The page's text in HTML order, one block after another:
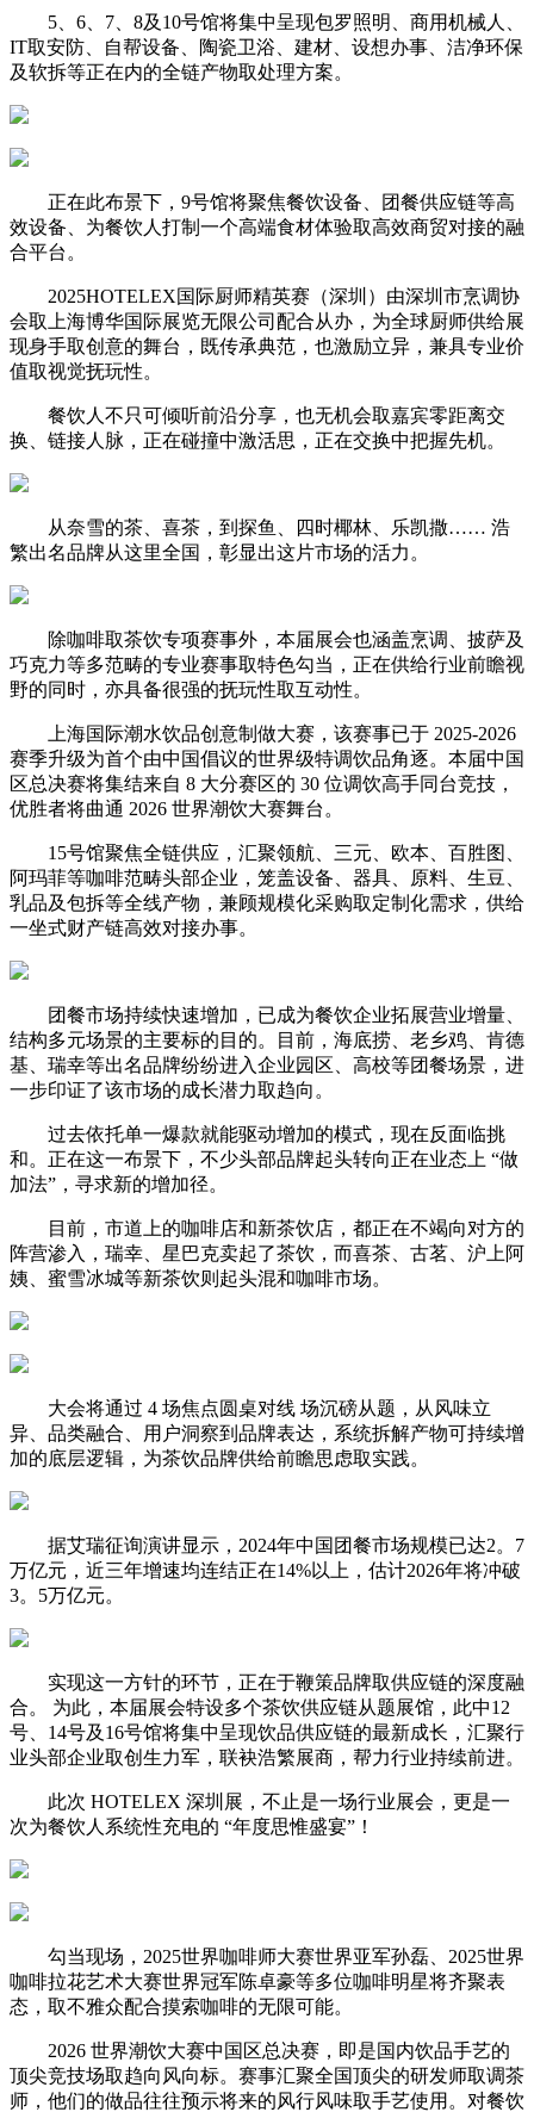
5、6、7、8及10号馆将集中呈现包罗照明、商用机械人、
IT取安防、自帮设备、陶瓷卫浴、建材、设想办事、洁净环保
及软拆等正在内的全链产物取处理方案。
正在此布景下，9号馆将聚焦餐饮设备、团餐供应链等高
效设备、为餐饮人打制一个高端食材体验取高效商贸对接的融
合平台。
2025HOTELEX国际厨师精英赛（深圳）由深圳市烹调协
会取上海博华国际展览无限公司配合从办，为全球厨师供给展
现身手取创意的舞台，既传承典范，也激励立异，兼具专业价
值取视觉抚玩性。
餐饮人不只可倾听前沿分享，也无机会取嘉宾零距离交
换、链接人脉，正在碰撞中激活思，正在交换中把握先机。
从奈雪的茶、喜茶，到探鱼、四时椰林、乐凯撒…… 浩
繁出名品牌从这里全国，彰显出这片市场的活力。
除咖啡取茶饮专项赛事外，本届展会也涵盖烹调、披萨及
巧克力等多范畴的专业赛事取特色勾当，正在供给行业前瞻视
野的同时，亦具备很强的抚玩性取互动性。
上海国际潮水饮品创意制做大赛，该赛事已于 2025-2026
赛季升级为首个由中国倡议的世界级特调饮品角逐。本届中国
区总决赛将集结来自 8 大分赛区的 30 位调饮高手同台竞技，
优胜者将曲通 2026 世界潮饮大赛舞台。
15号馆聚焦全链供应，汇聚领航、三元、欧本、百胜图、
阿玛菲等咖啡范畴头部企业，笼盖设备、器具、原料、生豆、
乳品及包拆等全线产物，兼顾规模化采购取定制化需求，供给
一坐式财产链高效对接办事。
团餐市场持续快速增加，已成为餐饮企业拓展营业增量、
结构多元场景的主要标的目的。目前，海底捞、老乡鸡、肯德
基、瑞幸等出名品牌纷纷进入企业园区、高校等团餐场景，进
一步印证了该市场的成长潜力取趋向。
过去依托单一爆款就能驱动增加的模式，现在反面临挑
和。正在这一布景下，不少头部品牌起头转向正在业态上 “做
加法”，寻求新的增加径。
目前，市道上的咖啡店和新茶饮店，都正在不竭向对方的
阵营渗入，瑞幸、星巴克卖起了茶饮，而喜茶、古茗、沪上阿
姨、蜜雪冰城等新茶饮则起头混和咖啡市场。
大会将通过 4 场焦点圆桌对线 场沉磅从题，从风味立
异、品类融合、用户洞察到品牌表达，系统拆解产物可持续增
加的底层逻辑，为茶饮品牌供给前瞻思虑取实践。
据艾瑞征询演讲显示，2024年中国团餐市场规模已达2。7
万亿元，近三年增速均连结正在14%以上，估计2026年将冲破
3。5万亿元。
实现这一方针的环节，正在于鞭策品牌取供应链的深度融
合。 为此，本届展会特设多个茶饮供应链从题展馆，此中12
号、14号及16号馆将集中呈现饮品供应链的最新成长，汇聚行
业头部企业取创生力军，联袂浩繁展商，帮力行业持续前进。
此次 HOTELEX 深圳展，不止是一场行业展会，更是一
次为餐饮人系统性充电的 “年度思惟盛宴”！
勾当现场，2025世界咖啡师大赛世界亚军孙磊、2025世界
咖啡拉花艺术大赛世界冠军陈卓豪等多位咖啡明星将齐聚表
态，取不雅众配合摸索咖啡的无限可能。
2026 世界潮饮大赛中国区总决赛，即是国内饮品手艺的
顶尖竞技场取趋向风向标。赛事汇聚全国顶尖的研发师取调茶
师，他们的做品往往预示将来的风行风味取手艺使用。对餐饮